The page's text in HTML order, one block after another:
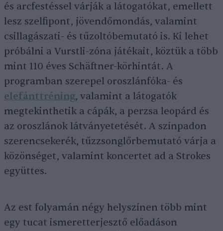
és arcfestéssel várják a látogatókat, emellett
lesz szelfipont, jövendőmondás, valamint
csillagászati- és tűzoltóbemutató is. Ki lehet
próbálni a Vurstli-zóna játékait, köztük a több
mint 110 éves Schäftner-körhintát. A
programban szerepel oroszlánfóka- és
elefánttréning, valamint a látogatók
megtekinthetik a cápák, a perzsa leopárd és
az oroszlánok látványetetését. A színpadon
szerencsekerék, tűzzsonglőrbemutató várja a
közönséget, valamint koncertet ad a Strokes
együttes.
Az est folyamán négy helyszínen több mint
egy tucat ismeretterjesztő előadáson